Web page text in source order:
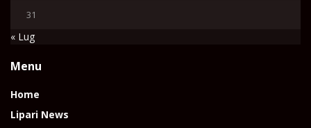
31
« Lug
Menu
Home
Lipari News